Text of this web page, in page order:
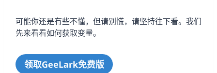
可能你还是有些不懂，但请别慌，请坚持往下看。我们
先来看看如何获取变量。
领取GeeLark免费版